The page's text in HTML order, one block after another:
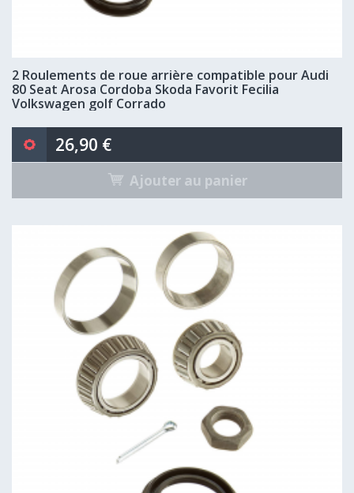
2 Roulements de roue arrière compatible pour Audi
80 Seat Arosa Cordoba Skoda Favorit Fecilia
Volkswagen golf Corrado
26,90 €
Ajouter au panier